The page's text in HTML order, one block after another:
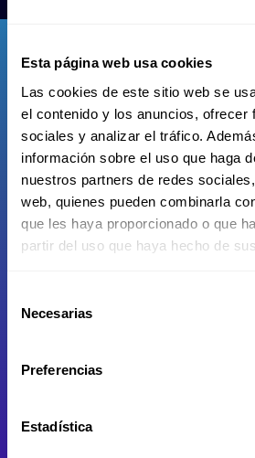
Esta página web usa cookies
Las cookies de este sitio web se
el contenido y los anuncios, ofrecer
sociales y analizar el tráfico.
información sobre el uso que haga
nuestros partners de redes
web, quienes pueden combinarla
que les haya proporcionado o que
partir del uso que haya hecho de
Necesarias
Preferencias
Estadística
Kaltwasserkorallen
Unterwasser-Canyon